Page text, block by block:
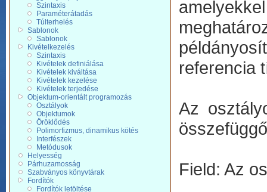
Szintaxis
Paraméterátadás
Túlterhelés
Sablonok
Sablonok
Kivételkezelés
Szintaxis
Kivételek definiálása
Kivételek kiváltása
Kivételek kezelése
Kivételek terjedése
Objektum-orientált programozás
Osztályok
Objektumok
Öröklődés
Polimorfizmus, dinamikus kötés
Interfészek
Metódusok
Helyesség
Párhuzamosság
Szabványos könyvtárak
Fordítók
Fordítók letöltése
referencia
Az
Field: Az